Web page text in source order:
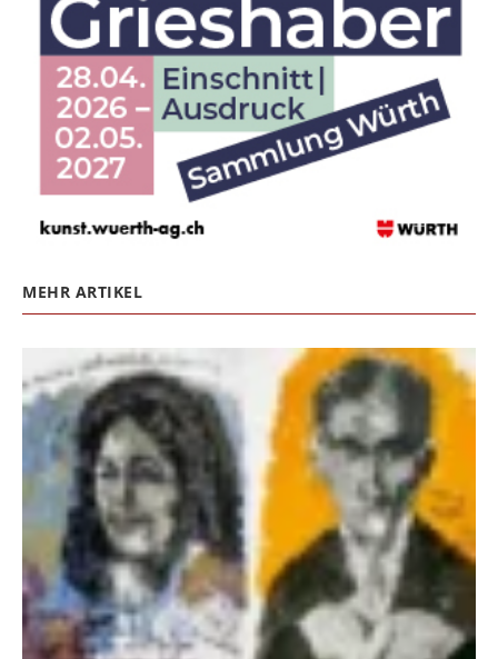
MEHR ARTIKEL